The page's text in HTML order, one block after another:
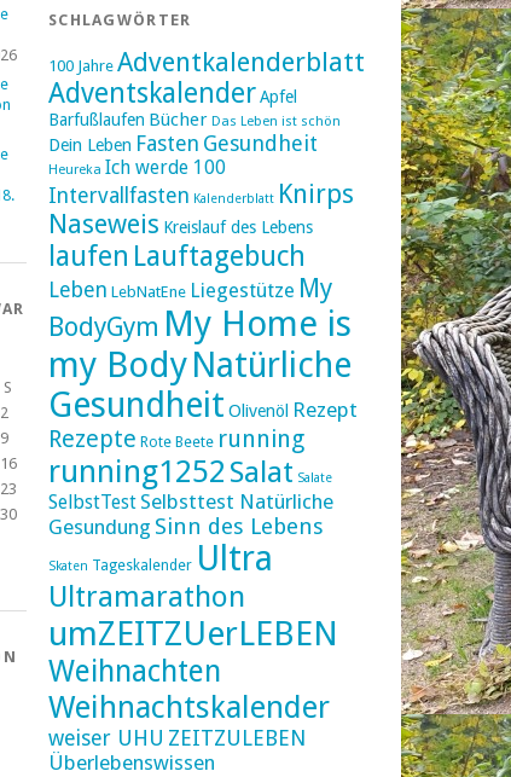
S
2
9
16
23
30
SCHLAGWÖRTER
100 Jahre Adventkalenderblatt
AdventskalenderApfel
Barfußlaufen Bücher Das Leben ist schön
Dein Leben Fasten Gesundheit
Heureka Ich werde 100
Intervallfasten Kalenderblatt Knirps
Naseweis Kreislauf des Lebens
laufen Lauftagebuch
Leben LebNatEne Liegestütze My
BodyGym My Home is
my Body Natürliche
Gesundheit Olivenöl Rezept
Rezepte Rote Beete running
running1252 Salat Salate
SelbstTest Selbsttest Natürliche
Gesundung Sinn des Lebens
Skaten Tageskalender Ultra
Ultramarathon
umZEITZUerLEBEN
Weihnachten
Weihnachtskalender
weiser UHU ZEITZULEBEN
Überlebenswissen